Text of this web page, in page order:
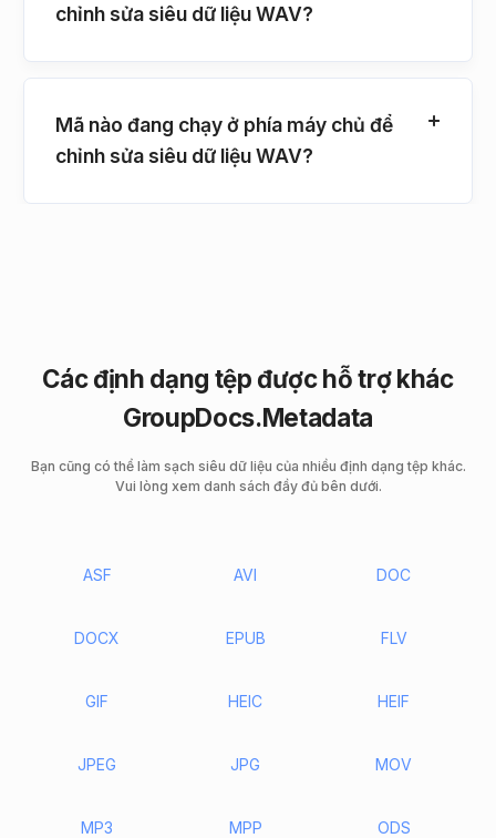
chỉnh sửa siêu dữ liệu WAV?
Mã nào đang chạy ở phía máy chủ để
chỉnh sửa siêu dữ liệu WAV?
Các định dạng tệp được hỗ trợ khác
GroupDocs.Metadata
Bạn cũng có thể làm sạch siêu dữ liệu của nhiều định dạng tệp khác.
Vui lòng xem danh sách đầy đủ bên dưới.
ASF AVI DOC
DOCX EPUB FLV
GIF HEIC HEIF
JPEG JPG MOV
MP3 MPP ODS